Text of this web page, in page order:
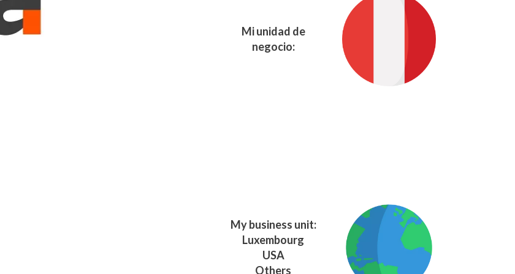
Mi unidad de
negocio:
My business unit:
Luxembourg
USA
Others